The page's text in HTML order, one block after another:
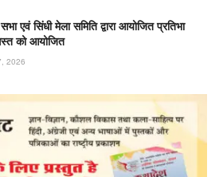
एवं सिंधी मेला समिति द्वारा आयोजित प्रतिभा
को आयोजित
2026